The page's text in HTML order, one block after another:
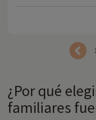
¿Por qué
familiares